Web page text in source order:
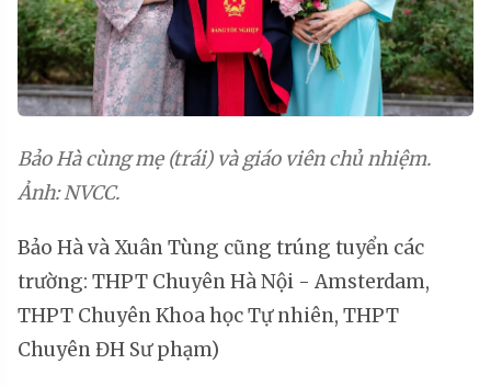
Bảo Hà cùng mẹ (trái) và giáo viên chủ nhiệm.
Ảnh: NVCC.
Bảo Hà và Xuân Tùng cũng trúng tuyển các
trường: THPT Chuyên Hà Nội - Amsterdam,
THPT Chuyên Khoa học Tự nhiên, THPT
Chuyên ĐH Sư phạm)